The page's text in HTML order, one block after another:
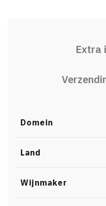
Extra
Domein
Land
Wijnmaker